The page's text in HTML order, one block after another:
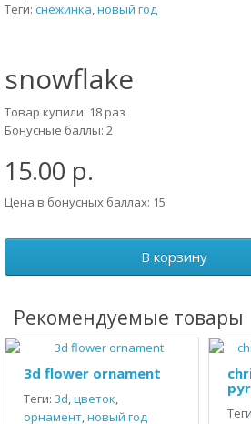
Теги: снежинка,новый год
snowflake
Товар купили: 18 раз
Бонусные баллы: 2
15.00 р.
Цена в бонусных баллах: 15
В корзину
Рекомендуемые товары
3d flower ornament
Теги: 3d,цветок,
орнамент,новый год